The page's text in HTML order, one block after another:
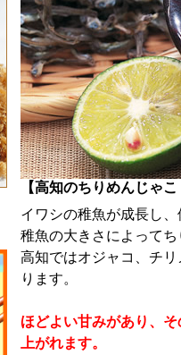
【高知のちりめんじゃ
イワシの稚魚が成長し
稚魚の大きさによって
高知ではオジャコ、チ
ります。
ほどよい甘みがあり、
上がれます。